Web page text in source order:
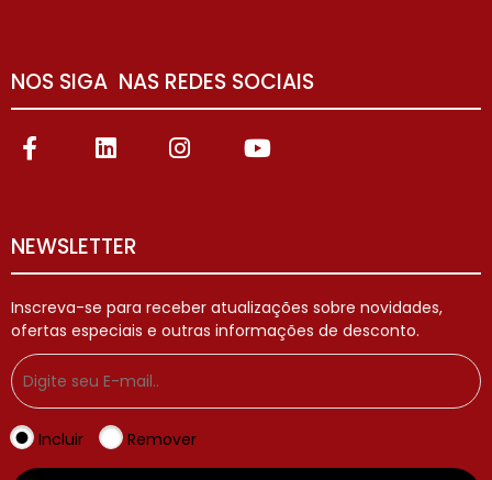
NOS SIGA NAS REDES SOCIAIS
NEWSLETTER
Inscreva-se para receber atualizações sobre novidades,
ofertas especiais e outras informações de desconto.
Incluir Remover